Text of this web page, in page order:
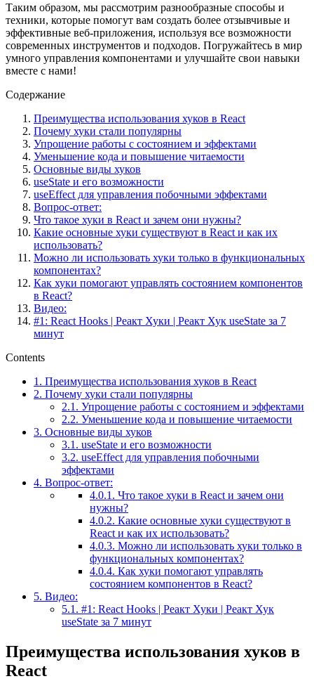
Таким образом, мы рассмотрим разнообразные способы и
техники, которые помогут вам создать более отзывчивые и
эффективные веб-приложения, используя все возможности
современных инструментов и подходов. Погружайтесь в мир
умного управления компонентами и улучшайте свои навыки
вместе с нами!
Содержание
Преимущества использования хуков в React
Почему хуки стали популярны
Упрощение работы с состоянием и эффектами
Уменьшение кода и повышение читаемости
Основные виды хуков
useState и его возможности
useEffect для управления побочными эффектами
Вопрос-ответ:
Что такое хуки в React и зачем они нужны?
Какие основные хуки существуют в React и как их
использовать?
Можно ли использовать хуки только в функциональных
компонентах?
Как хуки помогают управлять состоянием компонентов
в React?
Видео:
#1: React Hooks | Реaкт Хуки | Реакт Хук useState за 7
минут
Contents
1. Преимущества использования хуков в React
2. Почему хуки стали популярны
2.1. Упрощение работы с состоянием и эффектами
2.2. Уменьшение кода и повышение читаемости
3. Основные виды хуков
3.1. useState и его возможности
3.2. useEffect для управления побочными
эффектами
4. Вопрос-ответ:
4.0.1. Что такое хуки в React и зачем они
нужны?
4.0.2. Какие основные хуки существуют в
React и как их использовать?
4.0.3. Можно ли использовать хуки только в
функциональных компонентах?
4.0.4. Как хуки помогают управлять
состоянием компонентов в React?
5. Видео:
5.1. #1: React Hooks | Реaкт Хуки | Реакт Хук
useState за 7 минут
Преимущества использования хуков в
React